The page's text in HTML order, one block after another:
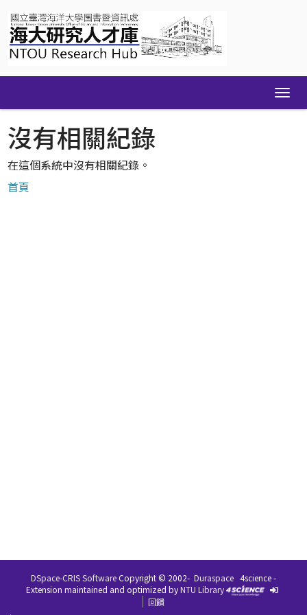
navigation
沒有相關紀錄
在這個系統中沒有相關紀錄。
首頁
DSpace-CRIS SoftwareCopyright © 2002- Duraspace 4science -
Extension maintained and optimized byNTU Library
回饋